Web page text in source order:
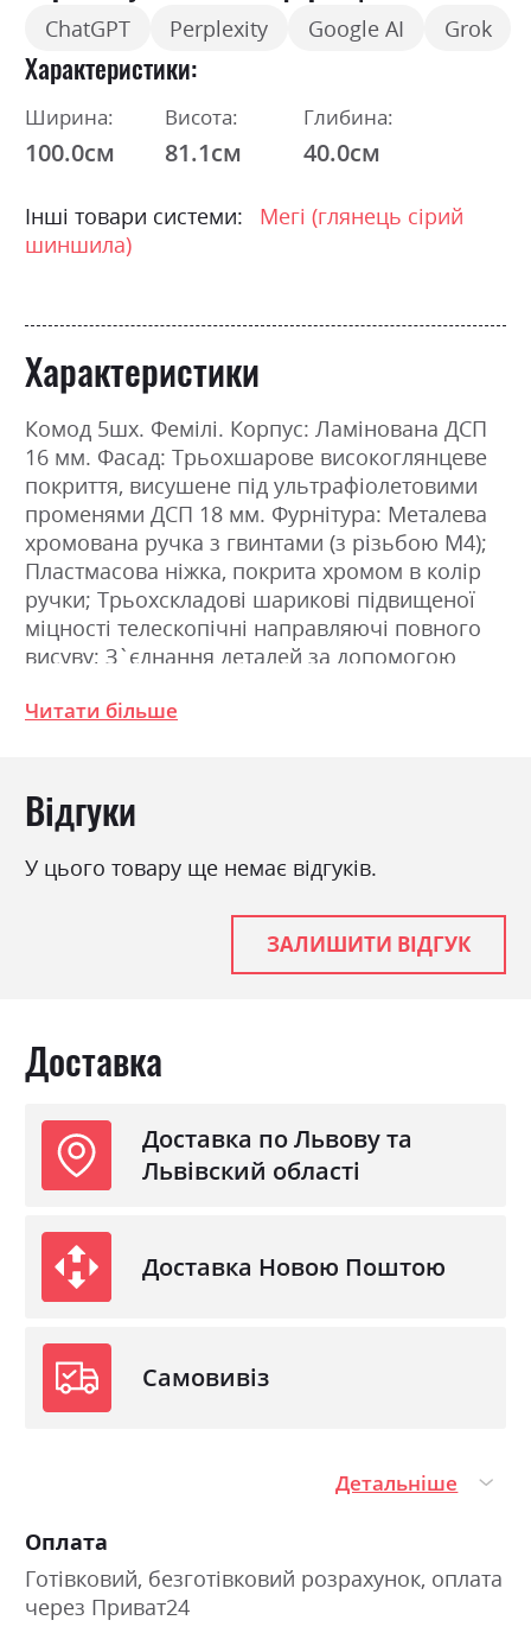
ChatGPT Perplexity Google AI Grok
Характеристики
Ширина:
100.0см
Висота:
81.1см
Глибина:
40.0см
Інші товари системи:
Мегі (глянець сірий
шиншила)
Характеристики
Комод 5шх. Фемілі. Корпус: Ламінована ДСП
16 мм. Фасад: Трьохшарове високоглянцеве
покриття, висушене під ультрафіолетовими
променями ДСП 18 мм. Фурнітура: Металева
хромована ручка з гвинтами (з різьбою М4);
Пластмасова ніжка, покрита хромом в колір
ручки; Трьохскладові шарикові підвищеної
міцності телескопічні направляючі повного
висуву; З`єднання деталей за допомогою
Ширина 108.5см, Висота 82.3см, Глибина
Фабрика:
Колір (Фасад):
глянець сірий шиншила
глянець сірий шиншила
мінімалізм, модерн
Читати більше
Відгуки
У цього товару ще немає відгуків.
ЗАЛИШИТИ ВІДГУК
Доставка
Доставка по Львову та
Львівский області
Доставка Новою Поштою
Самовивіз
Детальніше
Оплата
Готівковий, безготівковий розрахунок, оплата
через Приват24